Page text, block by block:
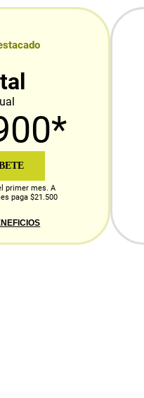
primer mes. A
paga $21.500